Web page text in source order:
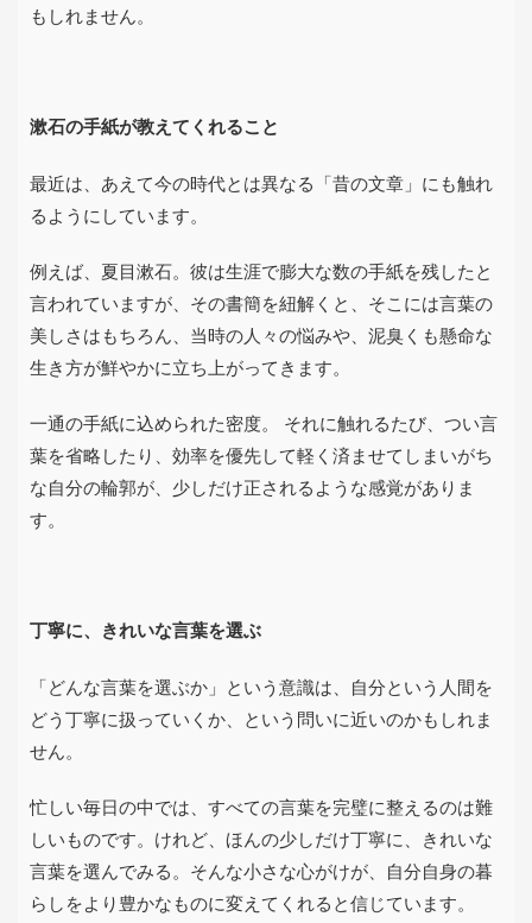
もしれません。
漱石の手紙が教えてくれること
最近は、あえて今の時代とは異なる「昔の文章」にも触れ
るようにしています。
例えば、夏目漱石。彼は生涯で膨大な数の手紙を残したと
言われていますが、その書簡を紐解くと、そこには言葉の
美しさはもちろん、当時の人々の悩みや、泥臭くも懸命な
生き方が鮮やかに立ち上がってきます。
一通の手紙に込められた密度。 それに触れるたび、つい言
葉を省略したり、効率を優先して軽く済ませてしまいがち
な自分の輪郭が、少しだけ正されるような感覚がありま
す。
丁寧に、きれいな言葉を選ぶ
「どんな言葉を選ぶか」という意識は、自分という人間を
どう丁寧に扱っていくか、という問いに近いのかもしれま
せん。
忙しい毎日の中では、すべての言葉を完璧に整えるのは難
しいものです。けれど、ほんの少しだけ丁寧に、きれいな
言葉を選んでみる。そんな小さな心がけが、自分自身の暮
らしをより豊かなものに変えてくれると信じています。